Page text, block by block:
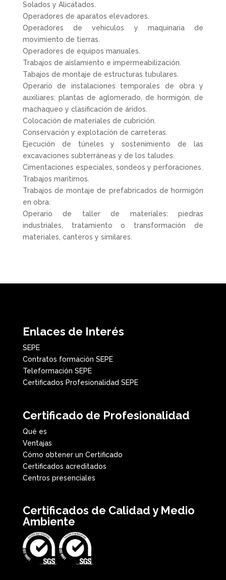
Solados y Alicatados.
Operadores de aparatos elevadores.
Operadores de vehículos y maquinaria de
movimiento de tierras.
Operadores de equipos manuales.
Trabajos de aislamiento e impermeabilización.
Tabajos de montaje de estructuras tubulares.
Operario de instalaciones temporales de obra y
auxiliares: plantas de aglomerado, de hormigón, de
machaqueo y clasificación de áridos.
Colocación de materiales de cubrición.
Conservación y explotación de carreteras.
Ejecución de túneles y sostenimiento de las
excavaciones subterráneas y de los taludes.
Cimentaciones especiales, sondeos y perforaciones.
Trabajos marítimos.
Trabajos de montaje de prefabricados de hormigón
en obra.
Operario de taller de materiales: piedras
industriales, tratamiento o transformación de
materiales, canteros y similares.
Enlaces de Interés
SEPE
Contratos formación SEPE
Teleformación SEPE
Certificados Profesionalidad SEPE
Certificado de Profesionalidad
Qué es
Ventajas
Cómo obtener un Certificado
Certificados acreditados
Centros presenciales
Certificados de Calidad y Medio
Ambiente